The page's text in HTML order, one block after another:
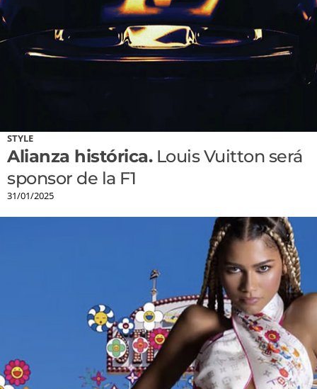
STYLE
Alianza histórica.Louis Vuitton será
sponsor de la F1
31/01/2025